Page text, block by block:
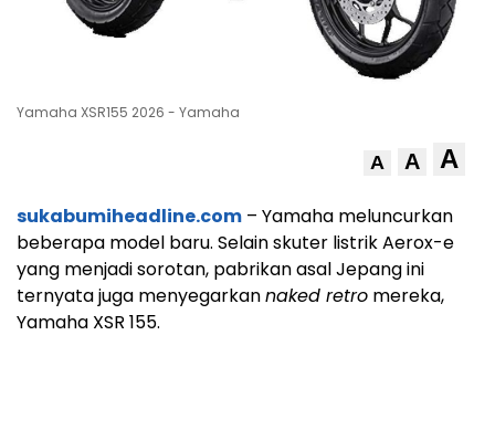
Yamaha XSR155 2026 - Yamaha
A A A
sukabumiheadline.com – Yamaha meluncurkan
beberapa model baru. Selain skuter listrik Aerox-e
yang menjadi sorotan, pabrikan asal Jepang ini
ternyata juga menyegarkannaked retro mereka,
Yamaha XSR 155.